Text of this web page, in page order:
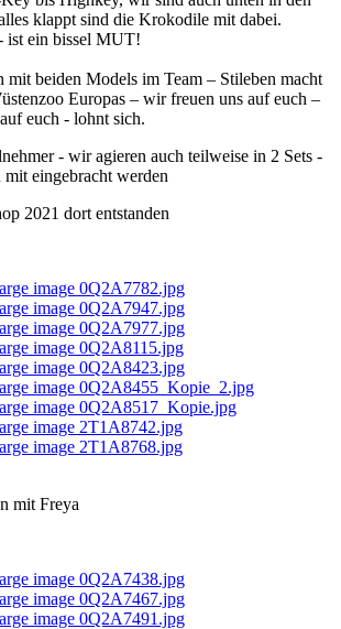
klappt sind die Krokodile mit dabei.
ist ein bissel MUT!
mit beiden Models im Team – Stileben macht
Europas – wir freuen uns auf euch –
euch - lohnt sich.
- wir agieren auch teilweise in 2 Sets -
eingebracht werden
2021 dort entstanden
mit Freya